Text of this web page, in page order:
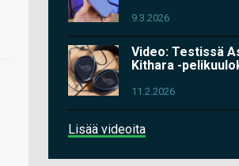
9.3.2026
Video: Testissä
Kithara -
11.2.2026
Lisää videoita